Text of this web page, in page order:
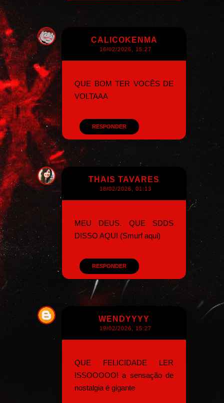
CALICOKENMA
16/02/2026, 15:27
QUE BOM TER VOCÊS DE
VOLTAAA
RESPONDER
THAIS TAVARES
18/02/2026, 01:13
MEU DEUS. QUE SDDS
DISSO AQUI (Smurf aqui)
RESPONDER
WENDYYYY
19/02/2026, 15:27
QUE FELICIDADE LER
ISSOOOOO! a sensação de
nostalgia é gigante